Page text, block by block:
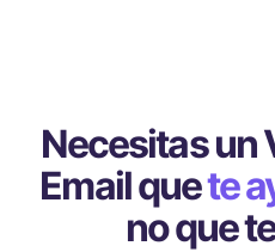
Necesitas un
Emailquete
no que